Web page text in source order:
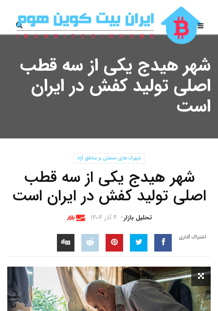
شهر هیدج یکی از سه قطب
اصلی تولید کفش در ایران
است
شهرک های صنعتی و مناطق آزاد
شهر هیدج یکی از سه قطب
اصلی تولید کفش در ایران است
تحلیل بازار ۴ آذر ۱۴۰۴
اشتراک گذاری